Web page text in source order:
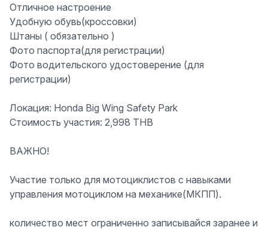
Отличное настроение
Удобную обувь(кроссовки)
Штаны ( обязательно )
Фото паспорта(для регистрации)
Фото водительского удостоверение (для
регистрации)
Локация: Honda Big Wing Safety Park
Стоимость участия: 2,998 THB
ВАЖНО!
Участие только для мотоциклистов с навыками
управления мотоциклом на механике(МКПП).
количество мест ограниченно записывайся заранее и